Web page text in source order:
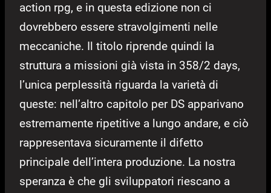
action rpg, e in questa edizione non ci
dovrebbero essere stravolgimenti nelle
meccaniche. Il titolo riprende quindi la
struttura a missioni già vista in 358/2 days,
l’unica perplessità riguarda la varietà di
queste: nell’altro capitolo per DS apparivano
estremamente ripetitive a lungo andare, e ciò
rappresentava sicuramente il difetto
principale dell’intera produzione. La nostra
speranza è che gli sviluppatori riescano a